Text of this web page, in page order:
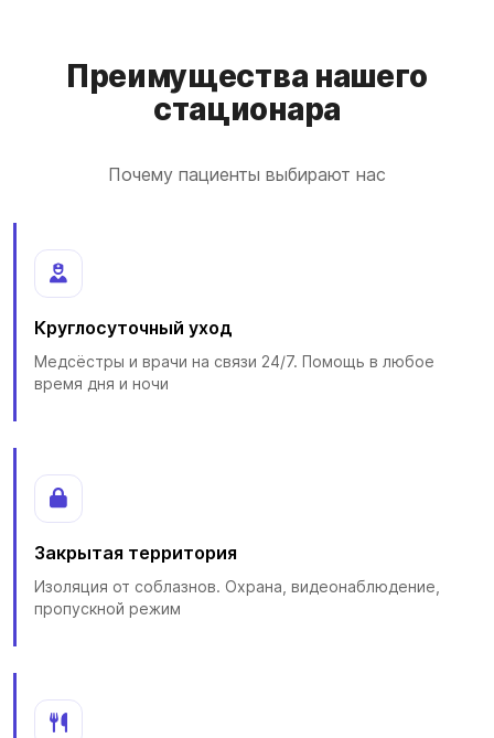
Преимущества нашего
стационара
Почему пациенты выбирают нас
Круглосуточный уход
Медсёстры и врачи на связи 24/7. Помощь в любое
время дня и ночи
Закрытая территория
Изоляция от соблазнов. Охрана, видеонаблюдение,
пропускной режим